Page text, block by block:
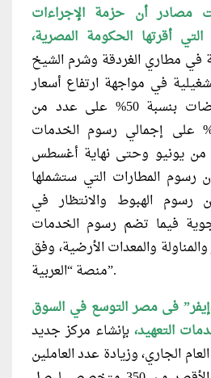
أن حزمة الإجراءات
التي أقرتها الحكومة المصرية،
في مطاري الغردقة وشرم الشيخ
في مواجهة ارتفاع أسعار
الوقود، تتضمن تخفيضات بنسبة 50% على عدد من
المطارات، و20% على إجمالي رسوم الخدمات
من يونيو وحتى نهاية أغسطس
إن رسوم المطارات التي ستشملها
رسوم الهبوط والانتظار في
فيما تضم رسوم الخدمات
والمعدات الأرضية، وفق
منصة “العربية”.
فى مصر التوسع في السوق
التعهيد، بإنشاء مركز جديد
الجاري، وزيادة عدد العاملين